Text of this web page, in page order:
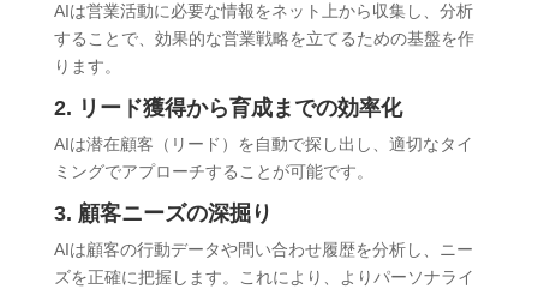
AIは営業活動に必要な情報をネット上から収集し、分析
することで、効果的な営業戦略を立てるための基盤を作
ります。
2. リード獲得から育成までの効率化
AIは潜在顧客（リード）を自動で探し出し、適切なタイ
ミングでアプローチすることが可能です。
3. 顧客ニーズの深掘り
AIは顧客の行動データや問い合わせ履歴を分析し、ニー
ズを正確に把握します。これにより、よりパーソナライ